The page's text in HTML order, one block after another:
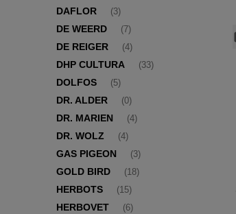
DAFLOR (3)
DE WEERD (7)
DE REIGER (4)
DHP CULTURA (33)
DOLFOS (5)
DR. ALDER (0)
DR. MARIEN (4)
DR. WOLZ (4)
GAS PIGEON (3)
GOLD BIRD (18)
HERBOTS (15)
HERBOVET (6)